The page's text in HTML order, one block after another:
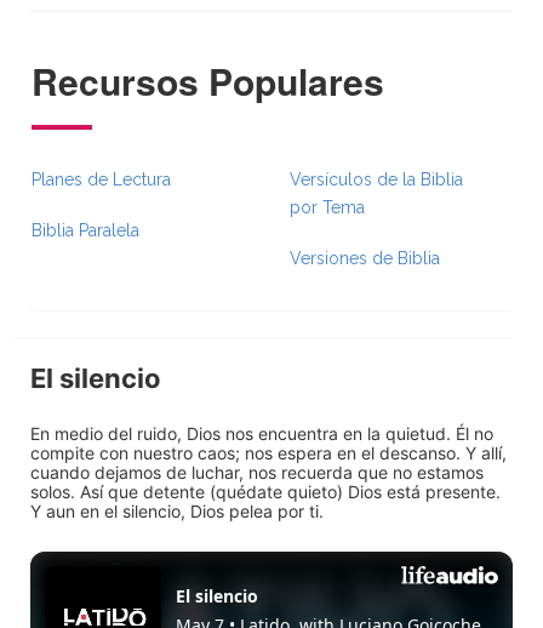
Recursos Populares
Planes de Lectura
Biblia Paralela
Versículos de la Biblia
por Tema
Versiones de Biblia
El silencio
En medio del ruido, Dios nos encuentra en la quietud. Él no
compite con nuestro caos; nos espera en el descanso. Y allí,
cuando dejamos de luchar, nos recuerda que no estamos
solos. Así que detente (quédate quieto) Dios está presente.
Y aun en el silencio, Dios pelea por ti.